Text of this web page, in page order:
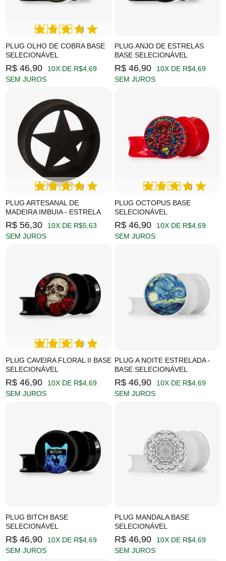
PLUG OLHO DE COBRA BASE
SELECIONÁVEL
(1)
R$ 46,90
10X DE R$4,69
SEM JUROS
PLUG ANJO DE ESTRELAS
BASE SELECIONÁVEL
R$ 46,90
10X DE R$4,69
SEM JUROS
PLUG ARTESANAL DE
MADEIRA IMBUIA - ESTRELA
(1)
R$ 56,30
10X DE R$5,63
SEM JUROS
PLUG OCTOPUS BASE
SELECIONÁVEL
(2)
R$ 46,90
10X DE R$4,69
SEM JUROS
PLUG CAVEIRA FLORAL II BASE
SELECIONÁVEL
(1)
R$ 46,90
10X DE R$4,69
SEM JUROS
PLUG A NOITE ESTRELADA -
BASE SELECIONÁVEL
R$ 46,90
10X DE R$4,69
SEM JUROS
PLUG BITCH BASE
SELECIONÁVEL
R$ 46,90
10X DE R$4,69
SEM JUROS
PLUG MANDALA BASE
SELECIONÁVEL
R$ 46,90
10X DE R$4,69
SEM JUROS